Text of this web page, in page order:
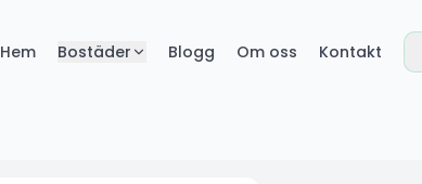
Hem Bostäder Blogg Om oss Kontakt